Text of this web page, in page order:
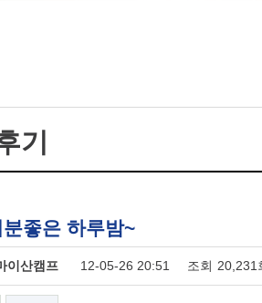
기
좋은 하루밤~
이산캠프 12-05-26 20:51 조회 20,231